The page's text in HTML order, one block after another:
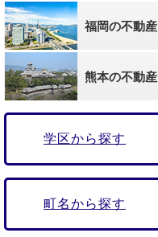
福岡の不動産
熊本の不動産
学区から探す
町名から探す